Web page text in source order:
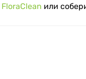
FloraClean или